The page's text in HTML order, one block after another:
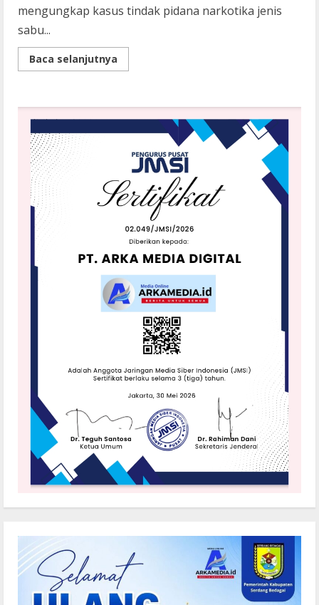
mengungkap kasus tindak pidana narkotika jenis
sabu...
Baca selanjutnya
more
Polres
Asahan
Transaksi
Dihadang
Massa,
Akhirnya
Pelaku
Kabur